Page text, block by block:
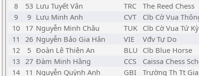
8
53 Lưu Tuyết Vân TRC The Reed Chess
9
9 Lưu Minh Anh CVT Clb Cờ Vua
10 17 Nguyễn Minh Châu TUK Clb Cờ Vua Tứ Kỳ
11
26 Nguyễn Bảo Gia Hân VIE Vđv Tự Do
12
5 Đoàn Lê Thiên An BLU Clb Blue Horse
13 27 Đàm Minh Hằng CCS Caissa Chess
14 11 Nguyễn Quỳnh Anh GBI Trường Th Tt